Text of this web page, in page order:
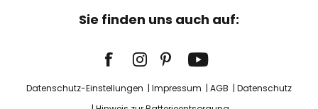
Sie finden uns auch auf:
Datenschutz-Einstellungen Impressum AGB
Datenschutz